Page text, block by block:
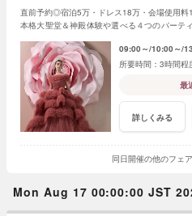
直前予約◎宿泊5万・ドレス18万・会場使用
本格大聖堂＆神殿体験や選べる４つのパーテ
09:00～ 10:00～
3時間程
最
詳しくみる
同日開催の他のフェ
Mon Aug 17 00:00:00 JST